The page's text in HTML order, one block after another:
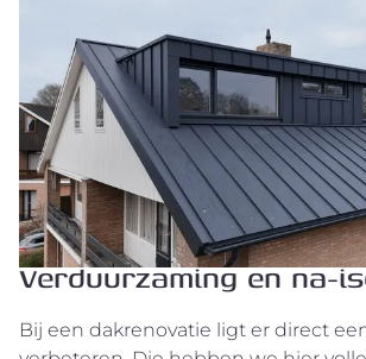
Verduurzaming en na-
Bij een dakrenovatie ligt er direct